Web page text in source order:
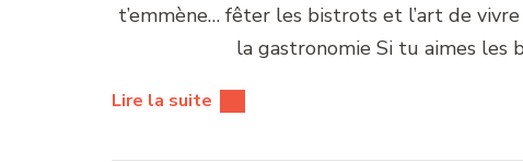
t’emmène… fêter les bistrots et l’art de
la gastronomie Si tu aimes les
Lire la suite